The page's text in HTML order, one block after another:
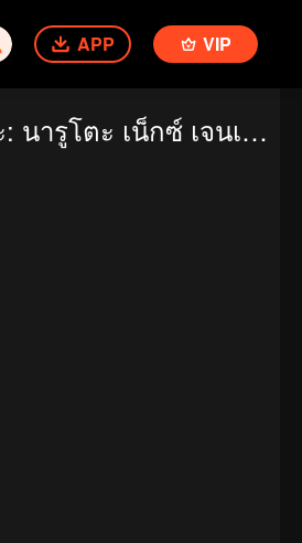
APP VIP
โบรูโตะ: นารูโตะ เน็กซ์ เจนเนเรชั่น